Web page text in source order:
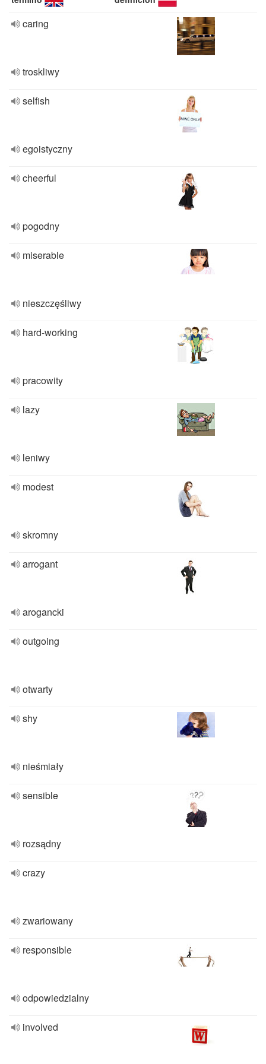
caring
troskliwy
selfish
egoistyczny
cheerful
pogodny
miserable
nieszczęśliwy
hard-working
pracowity
lazy
leniwy
modest
skromny
arrogant
arogancki
outgoing
otwarty
shy
nieśmiały
sensible
rozsądny
crazy
zwariowany
responsible
odpowiedzialny
involved